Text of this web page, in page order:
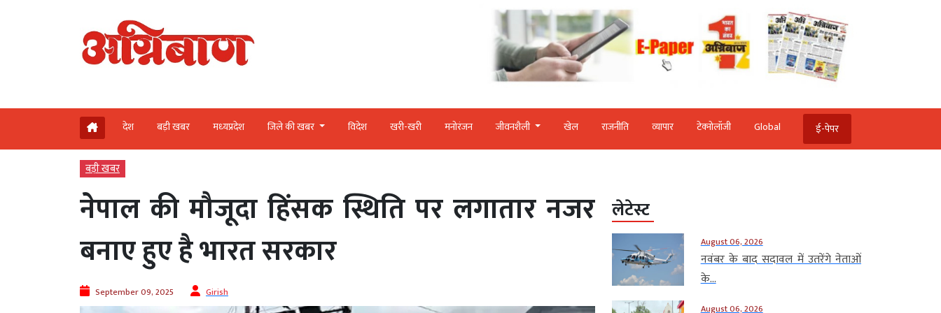
देश बड़ी खबर मध्‍यप्रदेश जिले की खबर विदेश खरी-खरी मनोरंजन जीवनशैली खेल राजनीति व्‍यापार टेक्‍नोलॉजी Global ई-पेपर
बड़ी खबर
नेपाल की मौजूदा हिंसक स्थिति पर लगातार नजर
बनाए हुए है भारत सरकार
September 09, 2025 Girish
लेटेस्ट
August 06, 2026
नवंबर के बाद सदावल में उतरेंगे नेताओं
के...
August 06, 2026